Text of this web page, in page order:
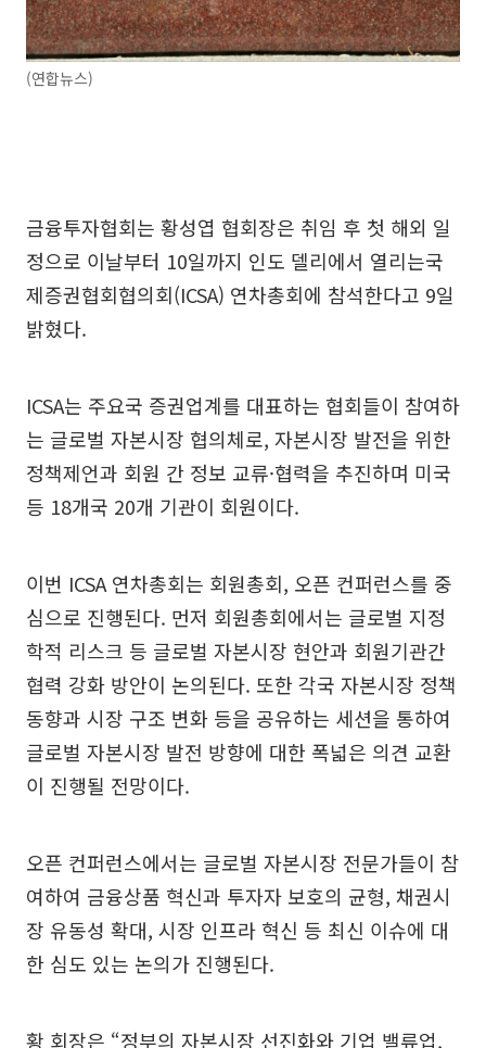
(연합뉴스)
금융투자협회는 황성엽 협회장은 취임 후 첫 해외 일
정으로 이날부터 10일까지 인도 델리에서 열리는국
제증권협회협의회(ICSA) 연차총회에 참석한다고 9일
밝혔다.
ICSA는 주요국 증권업계를 대표하는 협회들이 참여하
는 글로벌 자본시장 협의체로, 자본시장 발전을 위한
정책제언과 회원 간 정보 교류·협력을 추진하며 미국
등 18개국 20개 기관이 회원이다.
이번 ICSA 연차총회는 회원총회, 오픈 컨퍼런스를 중
심으로 진행된다. 먼저 회원총회에서는 글로벌 지정
학적 리스크 등 글로벌 자본시장 현안과 회원기관간
협력 강화 방안이 논의된다. 또한 각국 자본시장 정책
동향과 시장 구조 변화 등을 공유하는 세션을 통하여
글로벌 자본시장 발전 방향에 대한 폭넓은 의견 교환
이 진행될 전망이다.
오픈 컨퍼런스에서는 글로벌 자본시장 전문가들이 참
여하여 금융상품 혁신과 투자자 보호의 균형, 채권시
장 유동성 확대, 시장 인프라 혁신 등 최신 이슈에 대
한 심도 있는 논의가 진행된다.
황 회장은 “정부의 자본시장 선진화와 기업 밸류업,